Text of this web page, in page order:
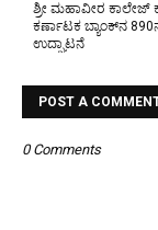
ಶ್ರೀ ಮಹಾವೀರ ಕಾಲೇಜ್‌
ಕರ್ಣಾಟಕ ಬ್ಯಾಂಕ್‌ನ
ಉದ್ಘಾಟನೆ
POST A
0 Comments